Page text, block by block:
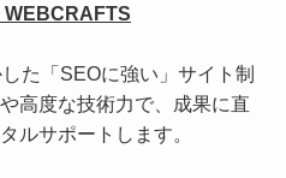
WEBCRAFTS
た「SEOに強い」サイト制
高度な技術力で、成果に直
ルサポートします。